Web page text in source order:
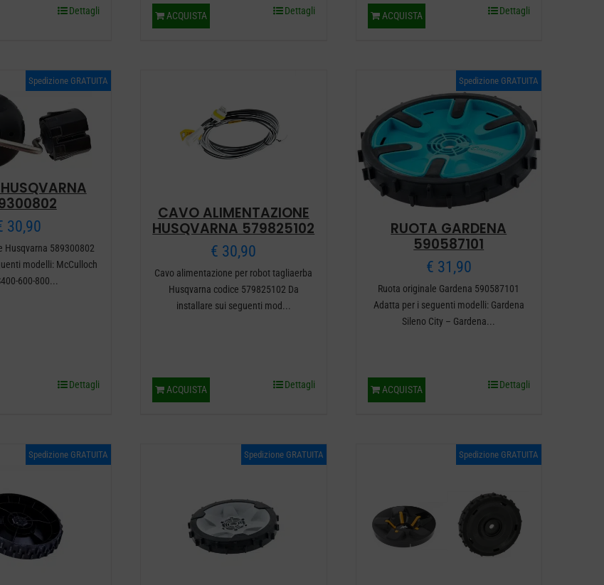
Dettagli ACQUISTA Dettagli ACQUISTA Dettagli
Spedizione GRATUITA
30,90
Husqvarna 589300802
modelli: McCulloch
600-800...
Dettagli
CAVO ALIMENTAZIONE
HUSQVARNA 579825102
€ 30,90
Cavo alimentazione per robot tagliaerba
Husqvarna codice 579825102 Da
installare sui seguenti mod...
ACQUISTA Dettagli
Spedizione GRATUITA
RUOTA GARDENA
590587101
€ 31,90
Ruota originale Gardena 590587101
Adatta per i seguenti modelli: Gardena
Sileno City – Gardena...
ACQUISTA Dettagli
Spedizione GRATUITA Spedizione GRATUITA Spedizione GRATUITA